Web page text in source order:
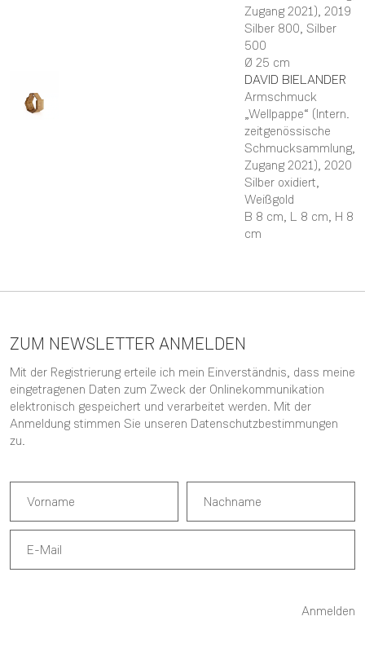
Zugang 2021), 2019
Silber 800, Silber
500
Ø 25 cm
DAVID BIELANDER
Armschmuck
„Wellpappe“ (Intern.
zeitgenössische
Schmucksammlung,
Zugang 2021), 2020
Silber oxidiert,
Weißgold
B 8 cm, L 8 cm, H 8
cm
ZUM NEWSLETTER ANMELDEN
Mit der Registrierung erteile ich mein Einverständnis, dass meine
eingetragenen Daten zum Zweck der Onlinekommunikation
elektronisch gespeichert und verarbeitet werden. Mit der
Anmeldung stimmen Sie unseren Datenschutzbestimmungen
zu.
Anmelden